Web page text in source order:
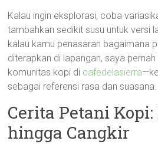
Kalau ingin eksplorasi, coba
tambahkan sedikit susu untuk versi
kalau kamu penasaran bagaimana
diterapkan di lapangan, saya
komunitas kopi di cafedelasierra
sebagai referensi rasa dan suasana.
Cerita Petani
hingga Cangkir